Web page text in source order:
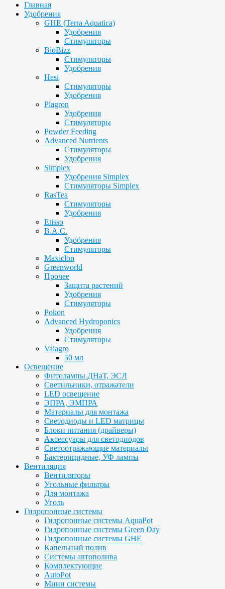
Главная
Удобрения
GHE (Terra Aquatica)
Удобрения
Стимуляторы
BioBizz
Стимуляторы
Удобрения
Hesi
Стимуляторы
Удобрения
Plagron
Удобрения
Стимуляторы
Powder Feeding
Advanced Nutrients
Стимуляторы
Удобрения
Simplex
Удобрения Simplex
Стимуляторы Simplex
RasTea
Стимуляторы
Удобрения
Etisso
B.A.C.
Удобрения
Стимуляторы
Maxiclon
Greenworld
Прочее
Защита растений
Удобрения
Стимуляторы
Pokon
Advanced Hydroponics
Удобрения
Стимуляторы
Valagro
50 мл
Освещение
Фитолампы ДНаТ, ЭСЛ
Светильники, отражатели
LED освещение
ЭПРА, ЭМПРА
Материалы для монтажа
Светодиоды и LED матрицы
Блоки питания (драйверы)
Аксессуары для светодиодов
Светоотражающие материалы
Бактерицидные, УФ лампы
Вентиляция
Вентиляторы
Угольные фильтры
Для монтажа
Уголь
Гидропонные системы
Гидропонные системы AquaPot
Гидропонные системы Green Day
Гидропонные системы GHE
Капельный полив
Системы автополива
Комплектующие
AutoPot
Мини системы